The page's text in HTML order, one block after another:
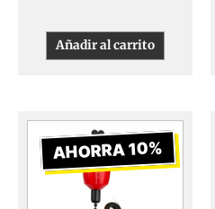
Añadir al carrito
AHORRA 10%
El
precio
original
El
precio
actual